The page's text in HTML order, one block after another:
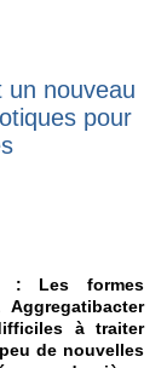
un nouveau
pour
: Les formes
à traiter
de nouvelles